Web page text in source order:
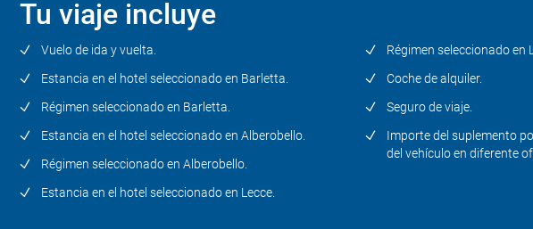
Alberobello
Día 6
Alberobello - Bríndisi - Lecce
Día 7
Lecce y alrededores
Día 8
Tu viaje incluye
Vuelo de ida y vuelta.
Estancia en el hotel seleccionado en Barletta.
Régimen seleccionado en Barletta.
Estancia en el hotel seleccionado en Alberobello.
Régimen seleccionado en Alberobello.
Estancia en el hotel seleccionado en Lecce.
Régimen seleccionado en
Coche de alquiler.
Seguro de viaje.
Importe del suplemento
del vehículo en diferente